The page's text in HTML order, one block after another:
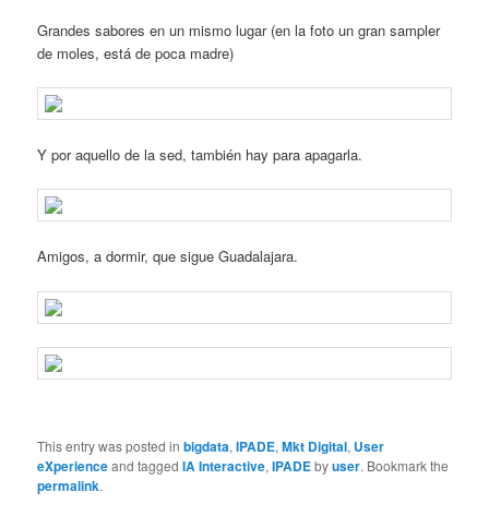
Grandes sabores en un mismo lugar (en la foto un gran sampler
de moles, está de poca madre)
Y por aquello de la sed, también hay para apagarla.
Amigos, a dormir, que sigue Guadalajara.
This entry was posted inbigdata,IPADE,Mkt Digital, User
eXperienceand taggedIA Interactive,IPADEbyuser. Bookmark the
permalink.